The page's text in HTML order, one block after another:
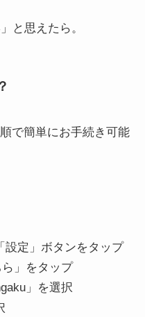
と思えたら。
で簡単にお手続き可能
設定」ボタンをタップ
ら」をタップ
」を選択